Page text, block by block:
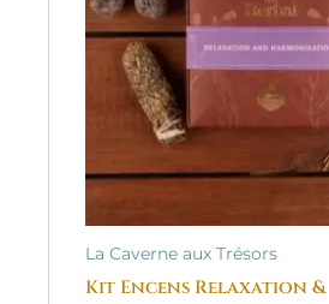
La Caverne aux Trésors
Kit Encens Relaxation &